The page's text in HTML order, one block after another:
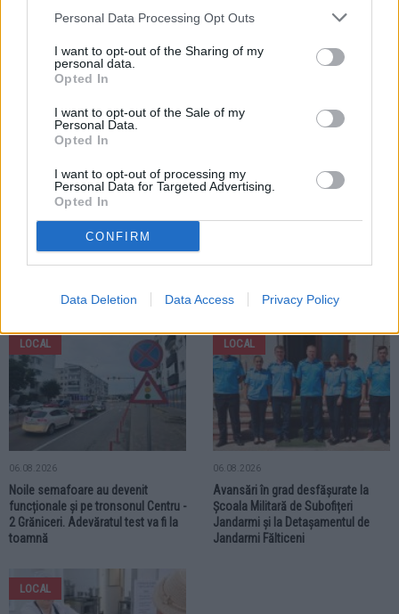
Personal Data Processing Opt Outs
I want to opt-out of the Sharing of my
personal data.
Opted In
I want to opt-out of the Sale of my
Personal Data.
Opted In
I want to opt-out of processing my
Personal Data for Targeted Advertising.
Opted In
CONFIRM
Data Deletion Data Access Privacy Policy
contracte de muncă doar în judeţul Suceava
LOCAL
06.08.2026
Noile semafoare au devenit
funcționale și pe tronsonul Centru -
2 Grăniceri. Adevăratul test va fi la
toamnă
LOCAL
06.08.2026
Avansări în grad desfășurate la
Școala Militară de Subofițeri
Jandarmi și la Detașamentul de
Jandarmi Fălticeni
LOCAL